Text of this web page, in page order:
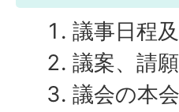
議事日程
議案、請
議会の本